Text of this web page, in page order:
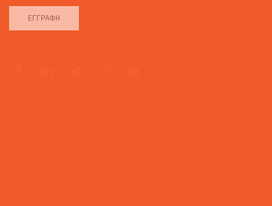
ΕΓΓΡΑΦΉ